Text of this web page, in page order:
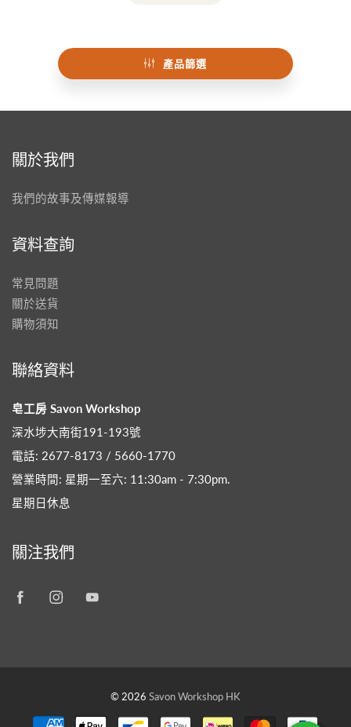
產品篩選
關於我們
我們的故事及傳媒報導
資料查詢
常見問題
關於送貨
購物須知
聯絡資料
皂工房 Savon Workshop
深水埗大南街191-193號
電話: 2677-8173 / 5660-1770
營業時間: 星期一至六: 11:30am - 7:30pm​.
星期日休息
關注我們
© 2026 Savon Workshop HK